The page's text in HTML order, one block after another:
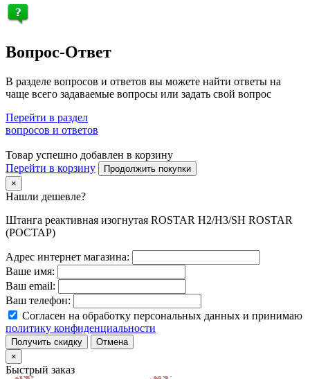
Вопрос-Ответ
В разделе вопросов и ответов вы можете найти ответы на
чаще всего задаваемые вопросы или задать свой вопрос
Перейти в раздел
вопросов и ответов
Товар успешно добавлен в корзину
Перейти в корзину
Продолжить покупки
×
Нашли дешевле?
Штанга реактивная изогнутая ROSTAR H2/H3/SH ROSTAR
(РОСТАР)
Адрес интернет магазина:
Ваше имя:
Ваш email:
Ваш телефон:
Согласен на обработку персональных данных и принимаю
политику конфиденциальности
Получить скидку
Отмена
×
Быстрый заказ